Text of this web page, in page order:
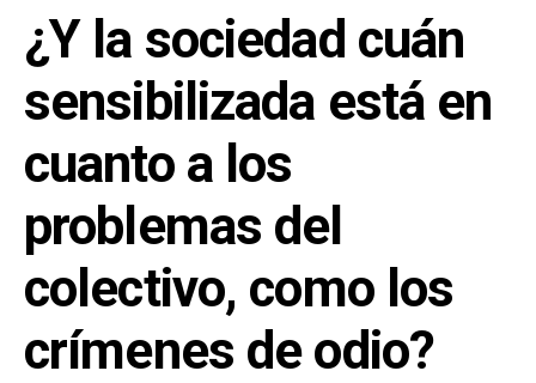
¿Y la sociedad cuán
sensibilizada está en
cuanto a los
problemas del
colectivo, como los
crímenes de odio?